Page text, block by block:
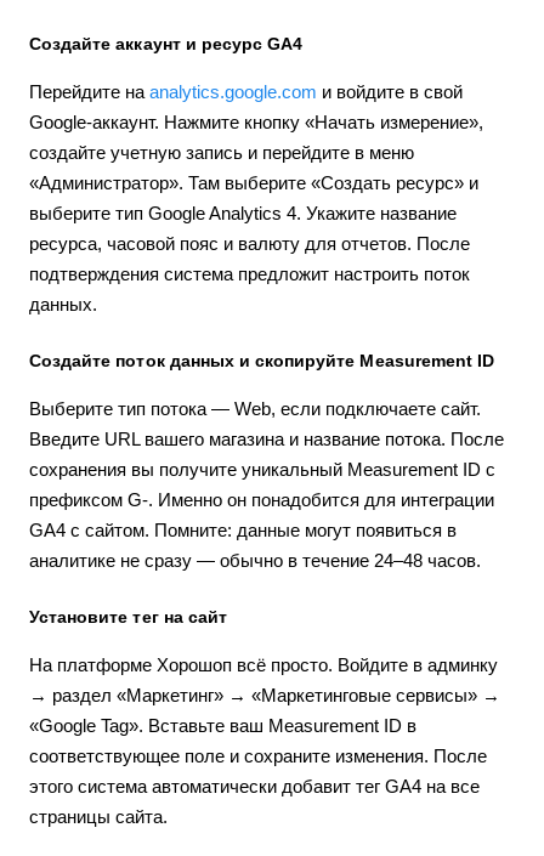
Создайте аккаунт и ресурс GA4
Перейдите на analytics.google.com и войдите в свой
Google-аккаунт. Нажмите кнопку «Начать измерение»,
создайте учетную запись и перейдите в меню
«Администратор». Там выберите «Создать ресурс» и
выберите тип Google Analytics 4. Укажите название
ресурса, часовой пояс и валюту для отчетов. После
подтверждения система предложит настроить поток
данных.
Создайте поток данных и скопируйте Measurement ID
Выберите тип потока — Web, если подключаете сайт.
Введите URL вашего магазина и название потока. После
сохранения вы получите уникальный Measurement ID с
префиксом G-. Именно он понадобится для интеграции
GA4 с сайтом. Помните: данные могут появиться в
аналитике не сразу — обычно в течение 24–48 часов.
Установите тег на сайт
На платформе Хорошоп всё просто. Войдите в админку
→ раздел «Маркетинг» → «Маркетинговые сервисы» →
«Google Tag». Вставьте ваш Measurement ID в
соответствующее поле и сохраните изменения. После
этого система автоматически добавит тег GA4 на все
страницы сайта.